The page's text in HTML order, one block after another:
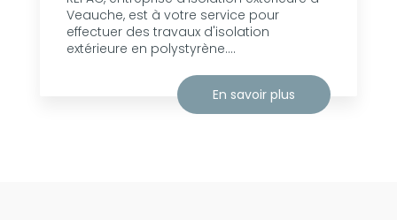
Veauche, est à votre service pour
effectuer des travaux d'isolation
extérieure en polystyrène....
En savoir plus